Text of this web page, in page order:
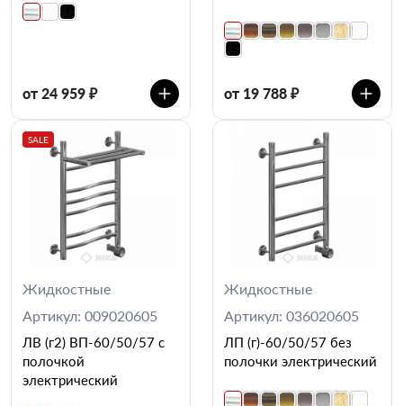
от 24 959 ₽ от 19 788 ₽
SALE
Жидкостные
Артикул: 009020605
ЛВ (г2) ВП-60/50/57 с
полочкой
электрический
Жидкостные
Артикул: 036020605
ЛП (г)-60/50/57 без
полочки электрический